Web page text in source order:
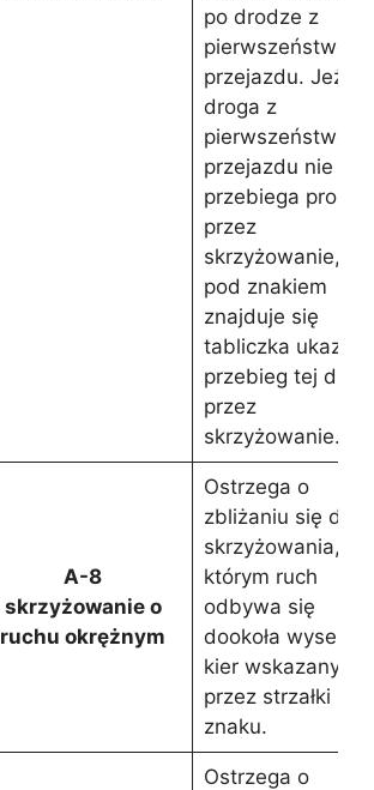
po drodze z
pierwszeństwem
przejazdu. Jeżeli
droga z
pierwszeństwem
przejazdu nie
przebiega prosto
przez
skrzyżowanie, to
pod znakiem
znajduje się
tabliczka
przebieg tej drogi
przez
skrzyżowanie.
A-8
skrzyżowanie o
ruchu okrężnym
Ostrzega o
zbliżaniu się do
skrzyżowania, na
którym ruch
odbywa się
dookoła wysepki
kier wskazanym
przez strzałki na
znaku.
Ostrzega o